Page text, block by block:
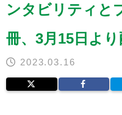
ンタビリティと
冊、3月15日より
2023.03.16